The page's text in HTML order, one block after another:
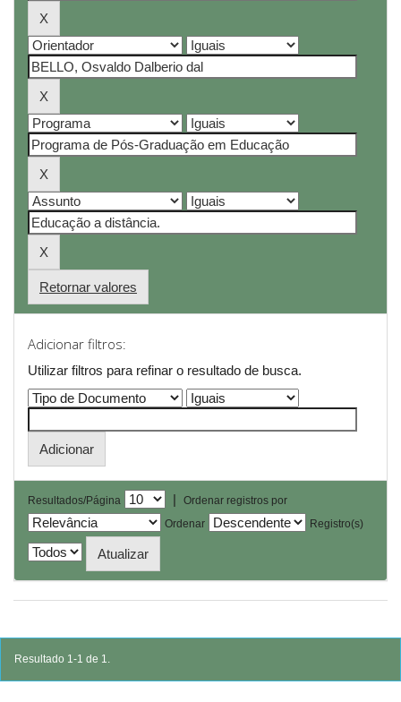
Retornar valores
Adicionar filtros:
Utilizar filtros para refinar o resultado de busca.
Resultados/Página |
Ordenar registros por
Ordenar
Registro(s)
Resultado 1-1 de 1.